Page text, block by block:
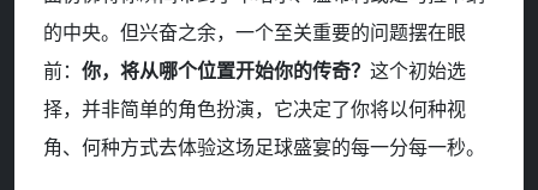
的中央。但兴奋之余，一个至关重要的问题摆在眼
前： 你，将从哪个位置开始你的传奇？ 这个初始选
择，并非简单的角色扮演，它决定了你将以何种视
角、何种方式去体验这场足球盛宴的每一分每一秒。